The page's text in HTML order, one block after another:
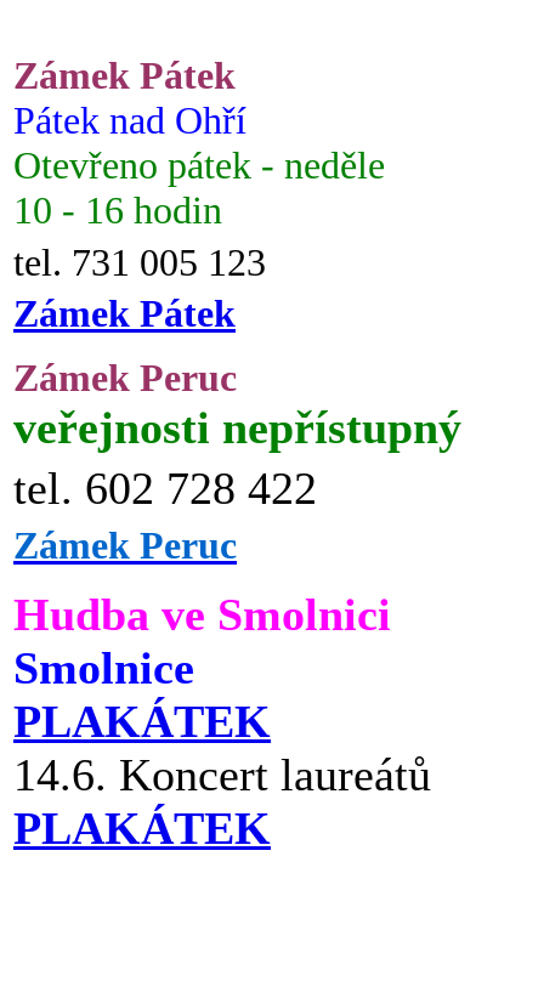
Zámek Pátek
Pátek nad Ohří
Otevřeno pátek - neděle
10 - 16 hodin
tel. 731 005 123
Zámek Pátek
Zámek Peruc
veřejnosti nepřístupný
tel. 602 728 422
Zámek Peruc
Hudba ve Smolnici
Smolnice
PLAKÁTEK
14.6. Koncert laureátů
PLAKÁTEK